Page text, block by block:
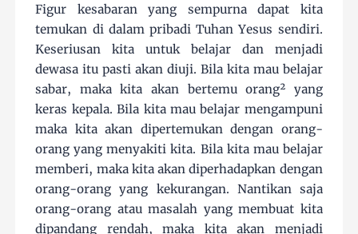
Figur kesabaran yang sempurna dapat kita
temukan di dalam pribadi Tuhan Yesus sendiri.
Keseriusan kita untuk belajar dan menjadi
dewasa itu pasti akan diuji. Bila kita mau belajar
sabar, maka kita akan bertemu orang² yang
keras kepala. Bila kita mau belajar mengampuni
maka kita akan dipertemukan dengan orang-
orang yang menyakiti kita. Bila kita mau belajar
memberi, maka kita akan diperhadapkan dengan
orang-orang yang kekurangan. Nantikan saja
orang-orang atau masalah yang membuat kita
dipandang rendah, maka kita akan menjadi